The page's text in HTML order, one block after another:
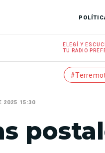
ELEGÍ Y
TU RADIO
2025 15:30